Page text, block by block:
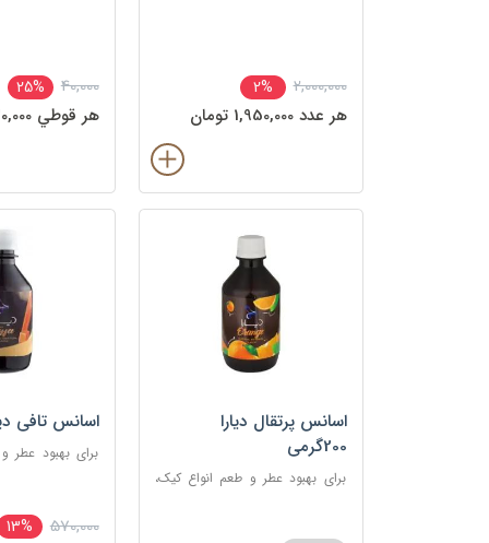
2,000,000
2%
هر عدد 1,950,000 تومان
40,000
25%
هر قوطي 30,000 تومان
اسانس پرتقال دیارا
200گرمی
برای بهبود عطر و طعم انواع کیک،
اسانس تافی دیارا
برای بهبود عطر
570,000
13%